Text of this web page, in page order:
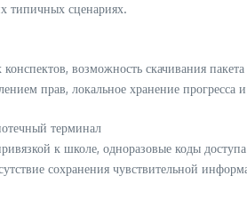
типичных сценариях.
возможность скачивания
прав, локальное хранение
терминал
к школе, одноразовые коды
сохранения чувствительной